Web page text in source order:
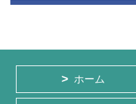
ホーム